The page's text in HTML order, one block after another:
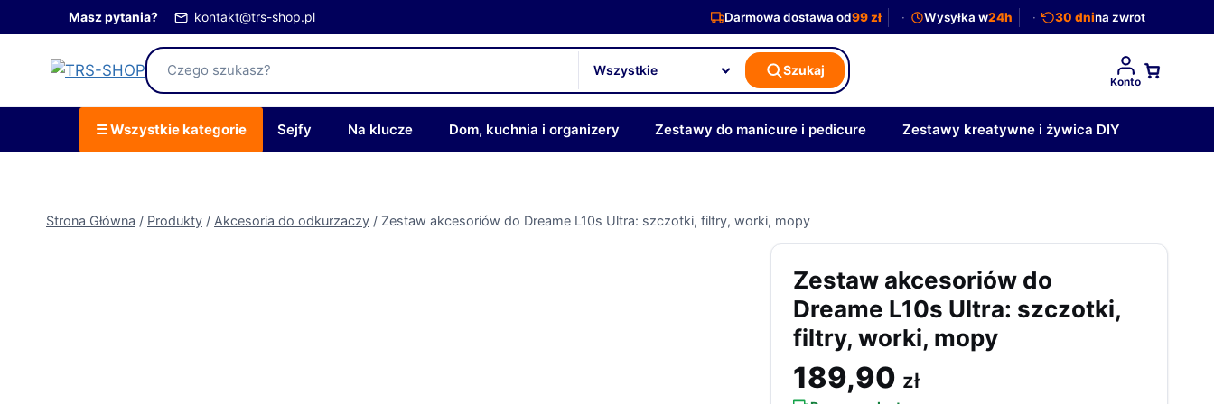
do
Masz pytania? kontakt@trs-shop.pl Darmowa dostawa od99 zł Wysyłka w24h 30 dnina zwrot
Szukaj
Konto
☰ Wszystkie kategorie Sejfy Na klucze Dom, kuchnia i organizery Zestawy do manicure i pedicure Zestawy kreatywne i żywica DIY
Strona Główna / Produkty / Akcesoria do odkurzaczy / Zestaw akcesoriów do Dreame L10s Ultra: szczotki, filtry, worki, mopy
Zestaw akcesoriów do
Dreame L10s Ultra: szczotki,
filtry, worki, mopy
189,90 zł